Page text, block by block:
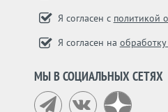
Я согласен с политикой
Я согласен на
МЫ В СОЦИАЛЬНЫХ СЕТЯХ